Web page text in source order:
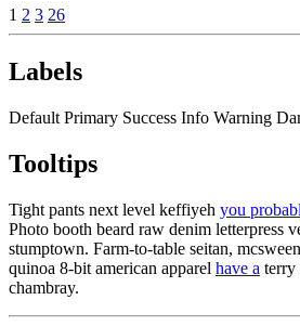
1 2 3 26
Labels
Default Primary Success Info Warning
Tooltips
Tight pants next level keffiyeh you
Photo booth beard raw denim letterpress
stumptown. Farm-to-table seitan,
quinoa 8-bit american apparel have a terry
chambray.